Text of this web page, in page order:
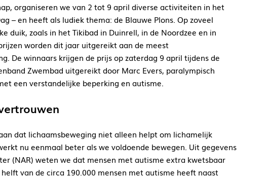
organiseren we van 2 tot 9 april diverse activiteiten in het
– en heeft als ludiek thema: de Blauwe Plons. Op zoveel
duik, zoals in het Tikibad in Duinrell, in de Noordzee en in
worden dit jaar uitgereikt aan de meest
De winnaars krijgen de prijs op zaterdag 9 april tijdens de
Zwembad uitgereikt door Marc Evers, paralympisch
een verstandelijke beperking en autisme.
dat lichaamsbeweging niet alleen helpt om lichamelijk
nu eenmaal beter als we voldoende bewegen. Uit gegevens
(NAR) weten we dat mensen met autisme extra kwetsbaar
van de circa 190.000 mensen met autisme heeft naast